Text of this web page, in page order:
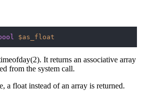
$as_float
It returns an associative array
from the system call.
a float instead of an array is returned.